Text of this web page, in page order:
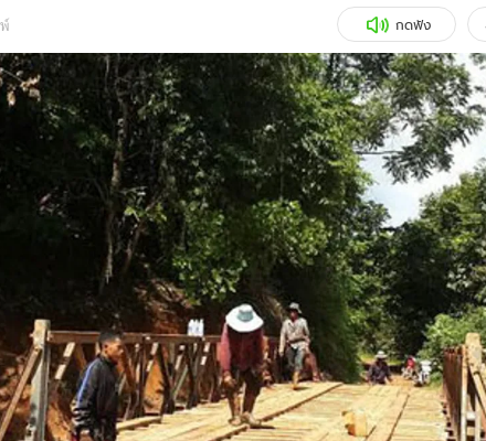
สุขภาพ
เที่ยว-กิน
Tasteful Thailand
Sanook Choice
ติดตามสนุกโซเชียลได้ที่
ประเทศไทย) จำกัด
กดฟัง